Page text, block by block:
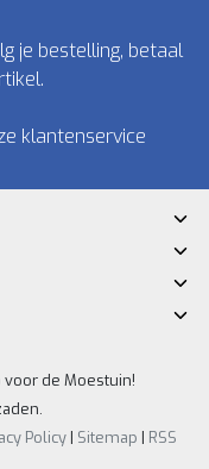
je bestelling, betaal
klantenservice
de Moestuin!
Policy | Sitemap | RSS